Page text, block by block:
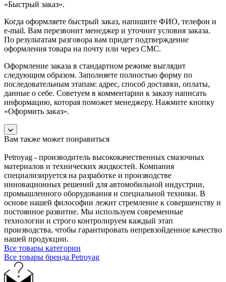
«Быстрый заказ».
Когда оформляете быстрый заказ, напишите ФИО, телефон и
e-mail. Вам перезвонит менеджер и уточнит условия заказа.
По результатам разговора вам придет подтверждение
оформления товара на почту или через СМС.
Оформление заказа в стандартном режиме выглядит
следующим образом. Заполняете полностью форму по
последовательным этапам: адрес, способ доставки, оплаты,
данные о себе. Советуем в комментарии к заказу написать
информацию, которая поможет менеджеру. Нажмите кнопку
«Оформить заказ».
Вам также может понравиться
Petroyag - производитель высококачественных смазочных
материалов и технических жидкостей. Компания
специализируется на разработке и производстве
инновационных решений для автомобильной индустрии,
промышленного оборудования и специальной техники. В
основе нашей философии лежит стремление к совершенству и
постоянное развитие. Мы используем современные
технологии и строго контролируем каждый этап
производства, чтобы гарантировать непревзойденное качество
нашей продукции.
Все товары категории
Все товары бренда Petroyag